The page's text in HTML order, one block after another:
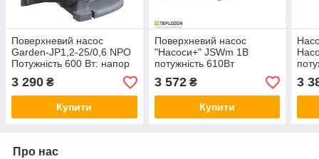
Поверхневий насос
Garden-JP1,2-25/0,6 NPO
Потужність 600 Вт: напор
Мах. 34 м, Продуктивність
Мах.3 м³/год. Різь 1 дюйм,
3 290 ₴
Купити
Поверхневий насос
"Насоси+" JSWm 1В
потужність 610Вт
40м:продуктивність 2.70
м3/год:
3 572₴
Купити
год:
3
Про нас